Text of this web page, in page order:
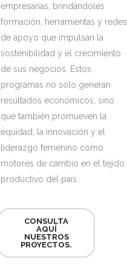
empresarias, brindándoles
formación, herramientas y redes
de apoyo que impulsan la
sostenibilidad y el crecimiento
de sus negocios. Estos
programas no solo generan
resultados económicos, sino
que también promueven la
equidad, la innovación y el
liderazgo femenino como
motores de cambio en el tejido
productivo del país.
CONSULTA
AQUÍ
NUESTROS
PROYECTOS.